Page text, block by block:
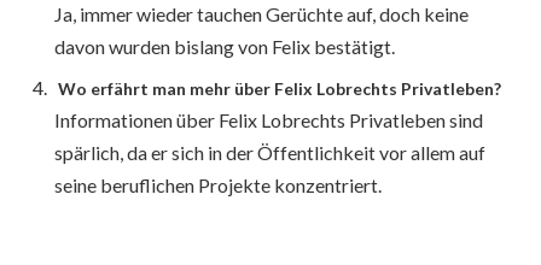
Ja, immer wieder tauchen Gerüchte auf, doch keine
davon wurden bislang von Felix bestätigt.
Wo erfährt man mehr über Felix Lobrechts Privatleben?
Informationen über Felix Lobrechts Privatleben sind
spärlich, da er sich in der Öffentlichkeit vor allem auf
seine beruflichen Projekte konzentriert.